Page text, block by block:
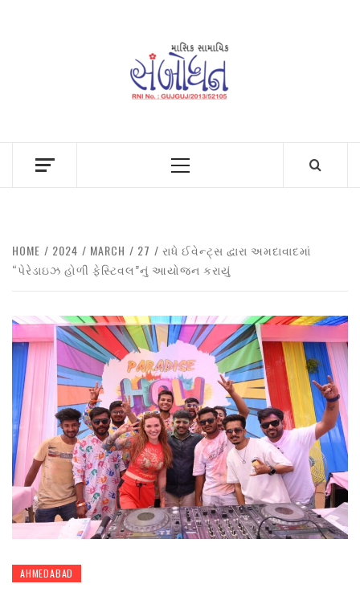
Primary
HOME 2024 MARCH 27
રાધે ઈવેન્ટ્સ દ્વારા અમદાવાદમાં
“પેરેડાઇઝ હોળી ફેસ્ટિવલ”નું આયોજન કરાયું
AHMEDABAD